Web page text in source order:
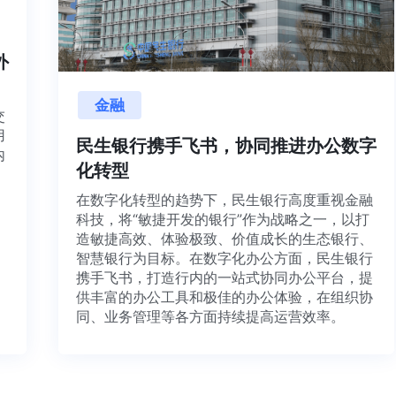
金融
民生银行携手飞书，协同推进办公数字
化转型
在数字化转型的趋势下，民生银行高度重视金融
科技，将“敏捷开发的银行”作为战略之一，以打
造敏捷高效、体验极致、价值成长的生态银行、
智慧银行为目标。在数字化办公方面，民生银行
携手飞书，打造行内的一站式协同办公平台，提
供丰富的办公工具和极佳的办公体验，在组织协
同、业务管理等各方面持续提高运营效率。